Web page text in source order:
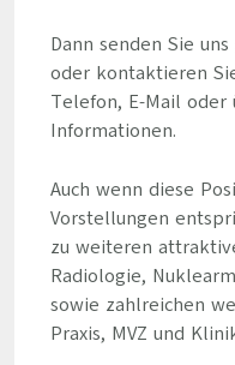
Dann senden Sie
oder kontaktieren
Telefon, E-Mail
Informationen.
Auch wenn diese
Vorstellungen
zu weiteren
Radiologie,
sowie zahlreichen
Praxis, MVZ und